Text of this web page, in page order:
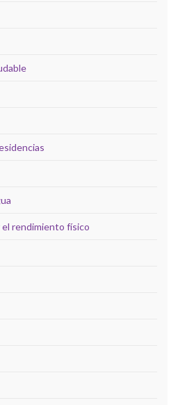
rendimiento físico